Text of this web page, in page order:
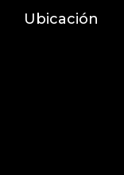
Ubicación